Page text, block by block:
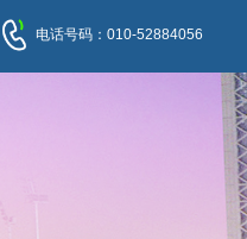
电话号码：010-52884056